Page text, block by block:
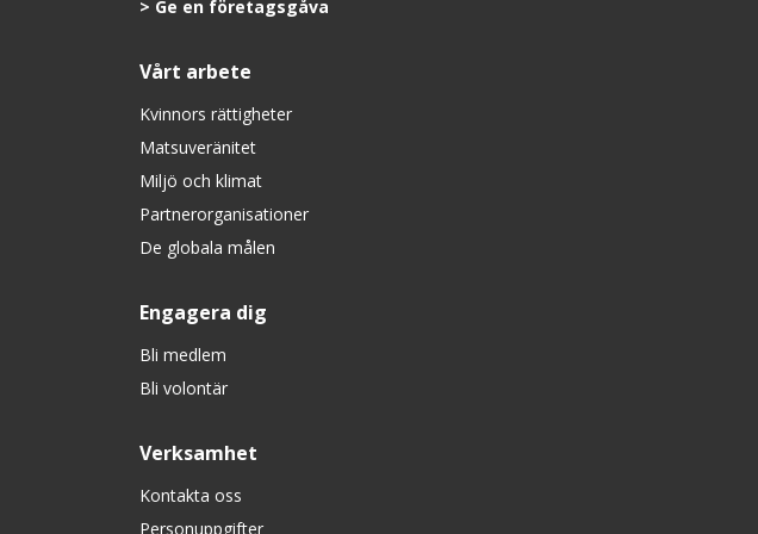
Ge en företagsgåva
Vårt arbete
Kvinnors rättigheter
Matsuveränitet
Miljö och klimat
Partnerorganisationer
De globala målen
Engagera dig
Bli medlem
Bli volontär
Verksamhet
Kontakta oss
Personuppgifter